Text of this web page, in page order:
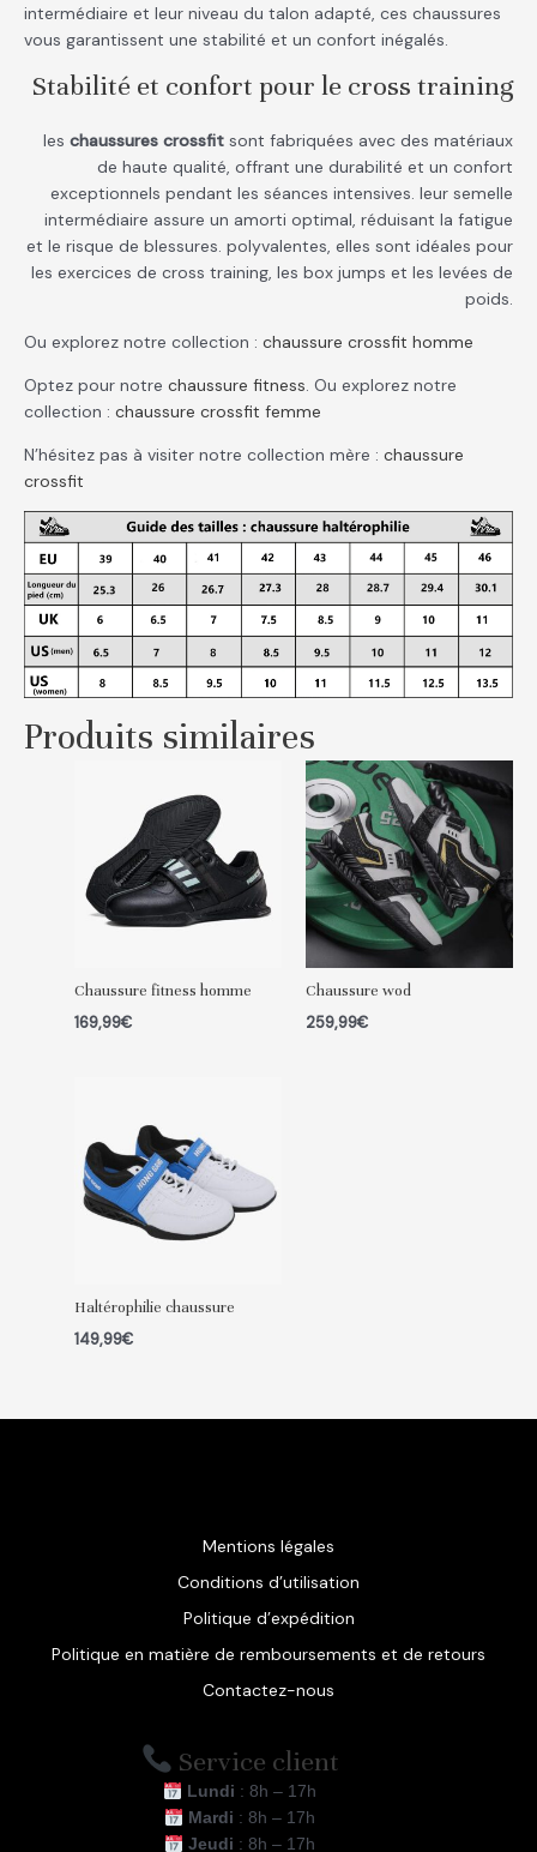
intermédiaire et leur niveau du talon adapté, ces chaussures
vous garantissent une stabilité et un confort inégalés.
Stabilité et confort pour le cross training
les chaussures crossfit sont fabriquées avec des matériaux
de haute qualité, offrant une durabilité et un confort
exceptionnels pendant les séances intensives. leur semelle
intermédiaire assure un amorti optimal, réduisant la fatigue
et le risque de blessures. polyvalentes, elles sont idéales pour
les exercices de cross training, les box jumps et les levées de
poids.
Ou explorez notre collection : chaussure crossfit homme
Optez pour notre chaussure fitness. Ou explorez notre
collection : chaussure crossfit femme
N’hésitez pas à visiter notre collection mère : chaussure
crossfit
Produits similaires
Chaussure fitness homme
169,99€
Chaussure wod
259,99€
Haltérophilie chaussure
149,99€
Mentions légales
Conditions d’utilisation
Politique d’expédition
Politique en matière de remboursements et de retours
Contactez-nous
Service client
Lundi : 8h – 17h
Mardi : 8h – 17h
Jeudi : 8h – 17h